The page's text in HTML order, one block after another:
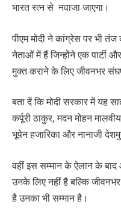
भारत रत्न से नवाजा जाएगा।
पीएम मोदी ने कांग्रेस पर भी
नेताओं में हैं जिन्होंने एक पार्टी
मुक्त कराने के लिए जीवनभर
बता दें कि मोदी सरकार में यह
कर्पूरी ठाकुर, मदन मोहन
भूपेन हजारिका और नानाजी
वहीं इस सम्मान के ऐलान के
उनके लिए नहीं है बल्कि जीवनभर
है उनका भी सम्मान है।